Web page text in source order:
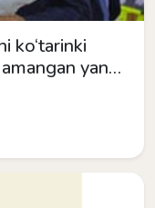
ko‘tarinki
yana
qilmoqda